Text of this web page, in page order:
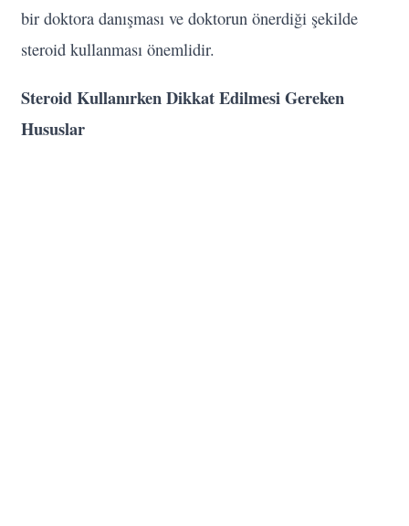
bir doktora danışması ve doktorun önerdiği şekilde
steroid kullanması önemlidir.
Steroid Kullanırken Dikkat Edilmesi Gereken
Hususlar